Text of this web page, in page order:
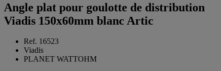
Angle plat pour goulotte de distribution
Viadis 150x60mm blanc Artic
Ref. 16523
Viadis
PLANET WATTOHM